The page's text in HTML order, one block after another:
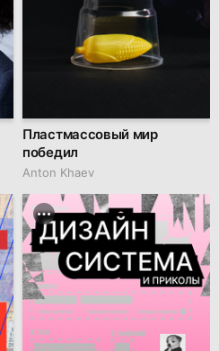
Пластмассовый мир
победил
Anton Khaev